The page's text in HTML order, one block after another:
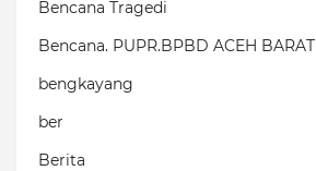
Bencana Tragedi
Bencana. PUPR.BPBD ACEH BARAT
bengkayang
ber
Berita